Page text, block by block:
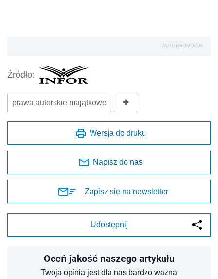
AUTOPROMOCJA
Źródło:
prawa autorskie majątkowe
Wersja do druku
Napisz do nas
Zapisz się na newsletter
Udostępnij
Oceń jakość naszego artykułu
Twoja opinia jest dla nas bardzo ważna